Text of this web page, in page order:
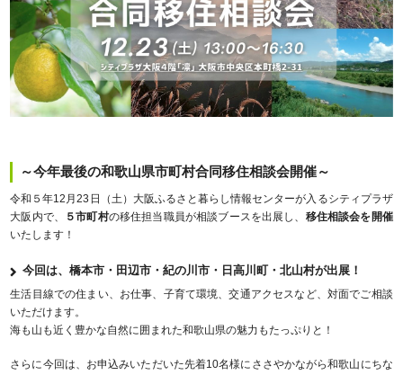
～今年最後の和歌山県市町村合同移住相談会開催～
令和５年12月23日（土）大阪ふるさと暮らし情報センターが入るシティプラザ
大阪内で、
５市町村の移住担当職員が相談ブースを出展し、 移住相談会を開催
いたします！
今回は、橋本市 ・ 田辺市 ・紀の川市 ・ 日高川町 ・北山村が出展！
生活目線での住まい、お仕事、子育て環境、交通アクセスなど、対面でご相談
いただけます。
海も山も近く豊かな自然に囲まれた和歌山県の魅力もたっぷりと！
さらに今回は、お申込みいただいた先着10名様にささやかながら和歌山にちな